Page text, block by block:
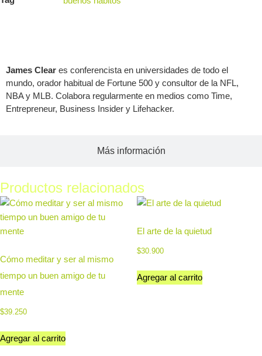
Más información
James Clear es conferencista en universidades de todo el
mundo, orador habitual de Fortune 500 y consultor de la NFL,
NBA y MLB. Colabora regularmente en medios como Time,
Entrepreneur, Business Insider y Lifehacker.
Productos relacionados
Cómo meditar y ser al mismo
tiempo un buen amigo de tu
mente
$39.250
Agregar al carrito
El arte de la quietud
$30.900
Agregar al carrito